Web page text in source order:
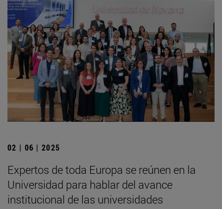
02 | 06 | 2025
Expertos de toda Europa se reúnen en la
Universidad para hablar del avance
institucional de las universidades